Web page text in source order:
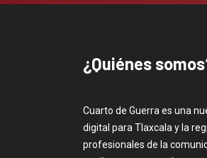
¿Quiénes
Cuarto de Guerra es una
digital para Tlaxcala y la
profesionales de la